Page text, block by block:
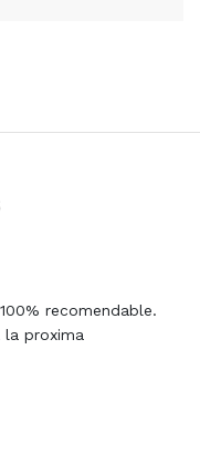
recomendable.
la proxima